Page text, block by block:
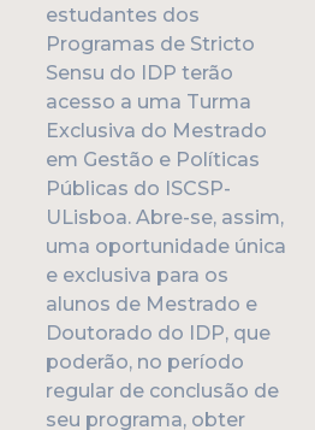
estudantes dos
Programas de Stricto
Sensu do IDP terão
acesso a uma Turma
Exclusiva do Mestrado
em Gestão e Políticas
Públicas do ISCSP-
ULisboa. Abre-se, assim,
uma oportunidade única
e exclusiva para os
alunos de Mestrado e
Doutorado do IDP, que
poderão, no período
regular de conclusão de
seu programa, obter